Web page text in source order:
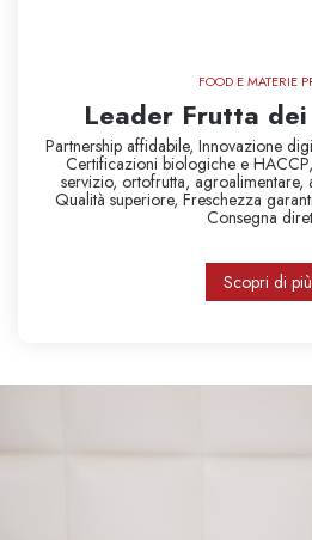
FOOD E MATERIE
Leader Frutta
Partnership affidabile, Innovazione
Certificazioni biologiche e HACCP,
servizio, ortofrutta, agroalimentare,
Qualità superiore, Freschezza
Consegna
Scopri di più